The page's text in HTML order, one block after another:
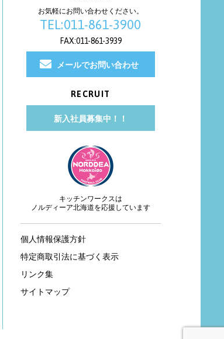
お気軽にお問い合わせください。
TEL:011-861-3900
FAX:011-861-3939
メールでお問い合わせ
RECRUIT
新入社員募集中！！
キッチンワークスは
ノルディーア北海道を応援しています
個人情報保護方針
特定商取引法に基づく表示
リンク集
サイトマップ